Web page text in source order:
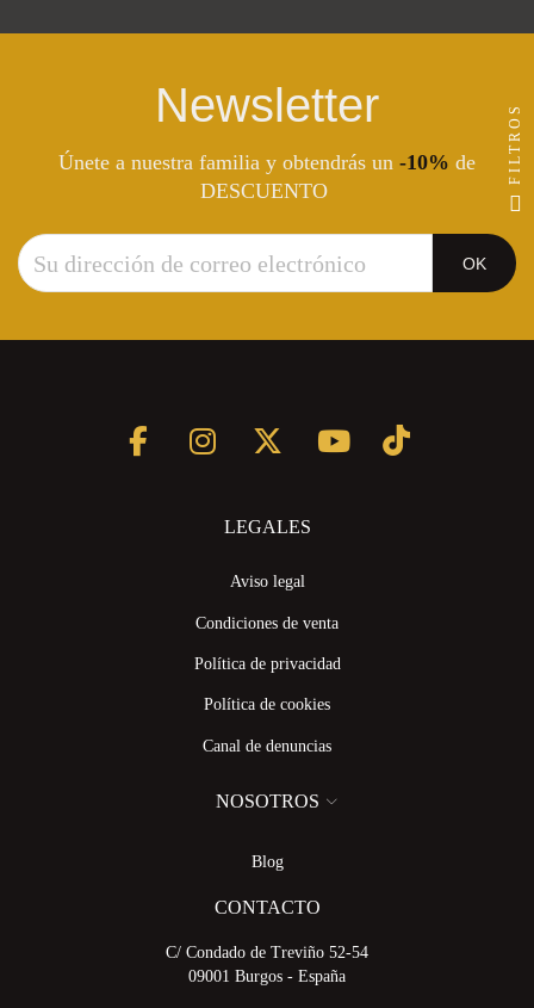
Newsletter
Únete a nuestra familia y obtendrás un -10% de
DESCUENTO
LEGALES
Aviso legal
Condiciones de venta
Política de privacidad
Política de cookies
Canal de denuncias
NOSOTROS
Blog
CONTACTO
C/ Condado de Treviño 52-54
09001 Burgos - España
FILTROS